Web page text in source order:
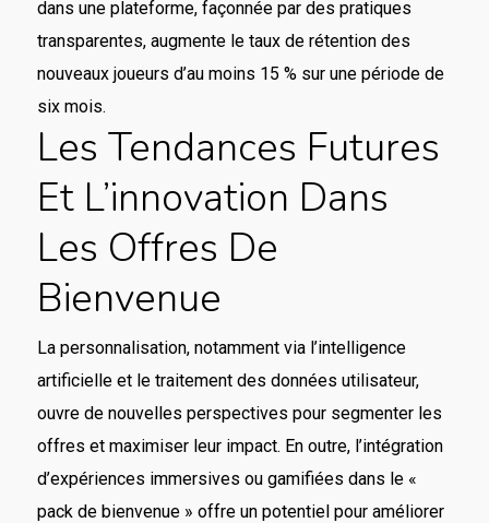
dans une plateforme, façonnée par des pratiques
transparentes, augmente le taux de rétention des
nouveaux joueurs d’au moins 15 % sur une période de
six mois.
Les Tendances Futures
Et L’innovation Dans
Les Offres De
Bienvenue
La personnalisation, notamment via l’intelligence
artificielle et le traitement des données utilisateur,
ouvre de nouvelles perspectives pour segmenter les
offres et maximiser leur impact. En outre, l’intégration
d’expériences immersives ou gamifiées dans le «
pack de bienvenue » offre un potentiel pour améliorer